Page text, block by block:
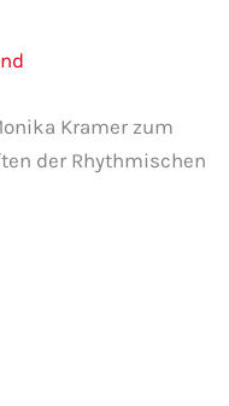
Kramer zum
der Rhythmischen